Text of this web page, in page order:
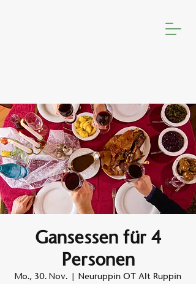
Gansessen für 4
Personen
Mo., 30. Nov.
  |
Neuruppin OT Alt Ruppin